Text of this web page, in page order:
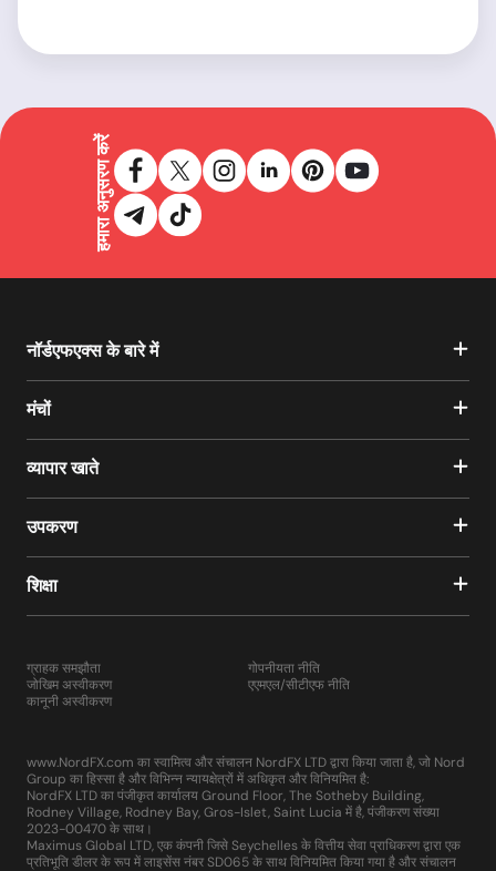
हमारा अनुसरण करें
नॉर्डएफएक्स के बारे में
मंचों
व्यापार खाते
उपकरण
शिक्षा
ग्राहक समझौता
जोखिम अस्वीकरण
कानूनी अस्वीकरण
गोपनीयता नीति
एएमएल/सीटीएफ नीति
www.NordFX.com का स्वामित्व और संचालन NordFX LTD द्वारा किया जाता है, जो Nord
Group का हिस्सा है और विभिन्न न्यायक्षेत्रों में अधिकृत और विनियमित है:
NordFX LTD का पंजीकृत कार्यालय Ground Floor, The Sotheby Building,
Rodney Village, Rodney Bay, Gros-Islet, Saint Lucia में है, पंजीकरण संख्या
2023-00470 के साथ।
Maximus Global LTD, एक कंपनी जिसे Seychelles के वित्तीय सेवा प्राधिकरण द्वारा एक
प्रतिभूति डीलर के रूप में लाइसेंस नंबर SD065 के साथ विनियमित किया गया है और संचालन